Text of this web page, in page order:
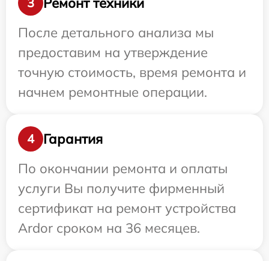
После детального анализа мы
предоставим на утверждение
точную стоимость, время ремонта и
начнем ремонтные операции.
4
Гарантия
По окончании ремонта и оплаты
услуги Вы получите фирменный
сертификат на ремонт устройства
Ardor сроком на 36 месяцев.